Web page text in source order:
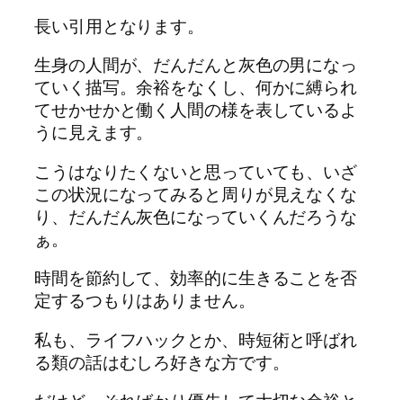
長い引用となります。
生身の人間が、だんだんと灰色の男になっ
ていく描写。余裕をなくし、何かに縛られ
てせかせかと働く人間の様を表しているよ
うに見えます。
こうはなりたくないと思っていても、いざ
この状況になってみると周りが見えなくな
り、だんだん灰色になっていくんだろうな
ぁ。
時間を節約して、効率的に生きることを否
定するつもりはありません。
私も、ライフハックとか、時短術と呼ばれ
る類の話はむしろ好きな方です。